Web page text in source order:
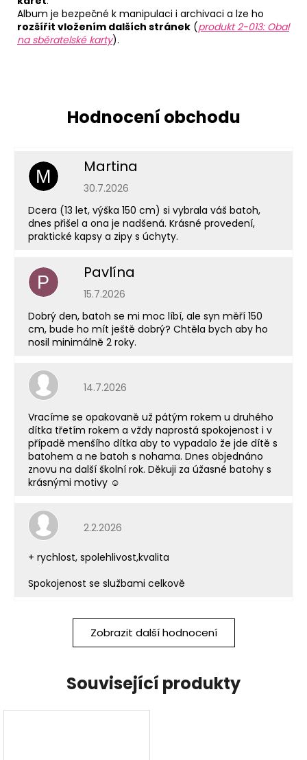
Album je bezpečné k manipulaci i archivaci a lze ho
rozšířit vložením dalších stránek (produkt 2-013: Obal
na sběratelské karty).
M Martina
Hodnocení obchodu je 5 z 5 hvězdiček.
30.7.2026
Dcera (13 let, výška 150 cm) si vybrala váš batoh,
dnes přišel a ona je nadšená. Krásné provedení,
praktické kapsy a zipy s úchyty.
P Pavlína
Hodnocení obchodu je 5 z 5 hvězdiček.
15.7.2026
Dobrý den, batoh se mi moc líbí, ale syn měří 150
cm, bude ho mít ještě dobrý? Chtěla bych aby ho
nosil minimálně 2 roky.
Hodnocení obchodu je 5 z 5 hvězdiček.
14.7.2026
Vracíme se opakovaně už pátým rokem u druhého
dítka třetím rokem a vždy naprostá spokojenost i v
případě menšího dítka aby to vypadalo že jde dítě s
batohem a ne batoh s nohama. Dnes objednáno
znovu na další školní rok. Děkuji za úžasné batohy s
krásnými motivy ☺️
Hodnocení obchodu je 5 z 5 hvězdiček.
2.2.2026
+ rychlost, spolehlivost,kvalita
Spokojenost se službami celkově
Zobrazit další hodnocení
Související produkty